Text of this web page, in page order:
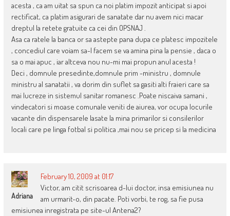
acesta , ca am uitat sa spun ca noi platim impozit anticipat si apoi
rectificat, ca platim asigurari de sanatate dar nu avem nici macar
dreptul la retete gratuite ca cei din OPSNAJ .
Asa ca ratele la banca or sa astepte pana dupa ce platesc impozitele
, concediul care voiam sa-l facem se va amina pina la pensie , daca o
sa o mai apuc , iar altceva nou nu-mi mai propun anul acesta !
Deci , domnule presedinte,domnule prim -ministru , domnule
ministru al sanatatii , va dorim din suflet sa gasiti alti fraieri care sa
mai lucreze in sistemul sanitar romanesc .Poate niscaiva samani ,
vindecatori si moase comunale veniti de aiurea, vor ocupa locurile
vacante din dispensarele lasate la mina primarilor si consilerilor
locali care pe linga fotbal si politica ,mai nou se pricep si la medicina
Adriana
February 10, 2009 at 01:17
Victor, am citit scrisoarea d-lui doctor, insa emisiunea nu
am urmarit-o, din pacate. Poti vorbi, te rog, sa fie pusa
emisiunea inregistrata pe site-ul Antena2?